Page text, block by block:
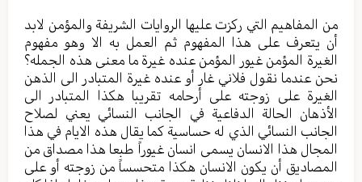
من المفاهیم التي رکزت علیها الروایات الشریفة والمؤمن لابد
أن یتعرف علی هذا المفهوم ثم العمل به الا وهو مفهوم
الغیرة المؤمن غیور المؤمن عنده غیرة ما معنی هذه الجمله؟
نحن عندما نقول فلاني غار أو عنده غیرة المتبادر الی الذهن
الغیرة علی زوجته علی أرحامه تقریبا هکذا المتبادر الی
الأذهان الحالة الدفاعیة في الجانب النسائي يعني لصلاح
الجانب النسائي الذي له حساسیة کما یقال هذه الایام في هذا
المجال هذا الانسان یسمی انسان غیوراً طبعا هذا مصداق من
المصادیق أن یکون الانسان هکذا متحسساً من زوجته أو علی